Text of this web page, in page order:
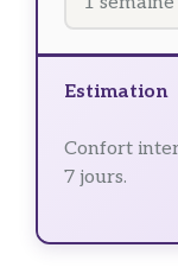
Estimation
Confort
7 jours.